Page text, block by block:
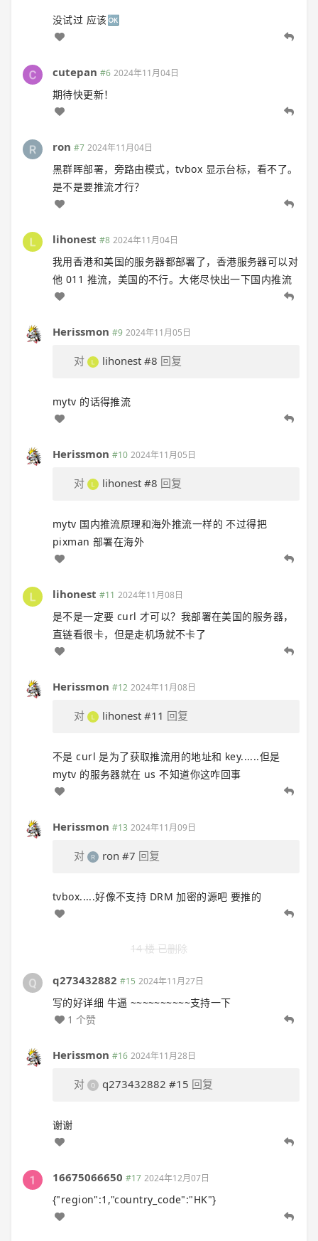
没试过 应该🆗
cutepan #6 2024年11月04日
期待快更新！
ron #7 2024年11月04日
黑群晖部署，旁路由模式，tvbox 显示台标，看不了。
是不是要推流才行？
lihonest #8 2024年11月04日
我用香港和美国的服务器都部署了，香港服务器可以对
他 011 推流，美国的不行。大佬尽快出一下国内推流
Herissmon #9 2024年11月05日
对 lihonest #8 回复
mytv 的话得推流
Herissmon #10 2024年11月05日
对 lihonest #8 回复
mytv 国内推流原理和海外推流一样的 不过得把
pixman 部署在海外
lihonest #11 2024年11月08日
是不是一定要 curl 才可以？我部署在美国的服务器，
直链看很卡，但是走机场就不卡了
Herissmon #12 2024年11月08日
对 lihonest #11 回复
不是 curl 是为了获取推流用的地址和 key......但是
mytv 的服务器就在 us 不知道你这咋回事
Herissmon #13 2024年11月09日
对 ron #7 回复
tvbox.....好像不支持 DRM 加密的源吧 要推的
14 楼 已删除
q273432882 #15 2024年11月27日
写的好详细 牛逼 ~~~~~~~~~~支持一下
1 个赞
Herissmon #16 2024年11月28日
对 q273432882 #15 回复
谢谢
16675066650 #17 2024年12月07日
{"region":1,"country_code":"HK"}